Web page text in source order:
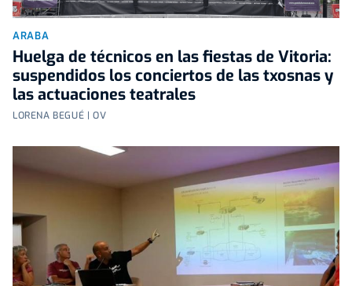
ARABA
Huelga de técnicos en las fiestas de Vitoria:
suspendidos los conciertos de las txosnas y
las actuaciones teatrales
LORENA BEGUÉ | OV